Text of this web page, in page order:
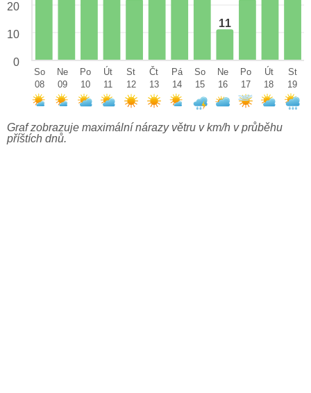
11
20
10
0
So
08
Ne
09
Po
10
Út
11
St
12
Čt
13
Pá
14
So
15
Ne
16
Po
17
Út
18
St
19
Graf zobrazuje maximální nárazy větru v km/h v průběhu
příštích dnů.